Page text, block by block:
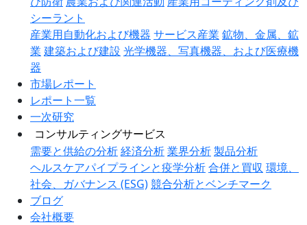
シーラント
産業用自動化および機器 サービス産業 鉱物、金属、鉱
業 建築および建設 光学機器、写真機器、および医療機
器
市場レポート
レポート一覧
一次研究
コンサルティングサービス
需要と供給の分析経済分析業界分析製品分析
ヘルスケアパイプラインと疫学分析合併と買収 環境、
社会、ガバナンス (ESG)競合分析とベンチマーク
ブログ
会社概要